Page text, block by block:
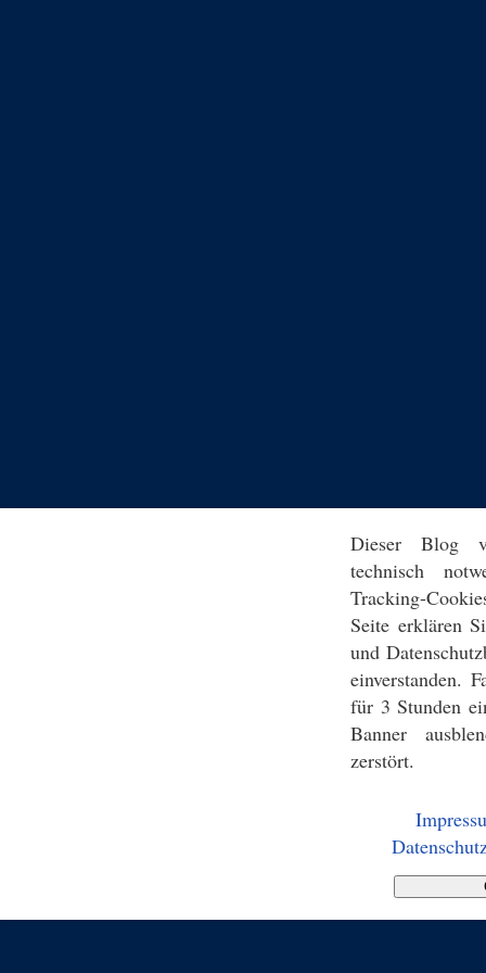
Dieser Blog
technisch
Tracking-
Seite erklären
und
einverstanden.
für 3 Stunden
Banner
zerstört.